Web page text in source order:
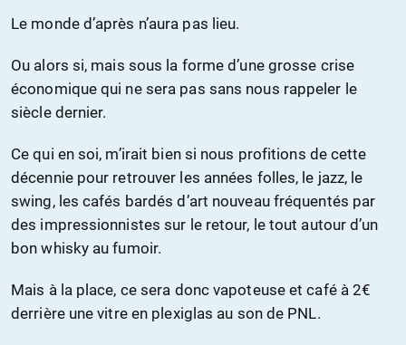
Le monde d’après n’aura pas lieu.
Ou alors si, mais sous la forme d’une grosse crise
économique qui ne sera pas sans nous rappeler le
siècle dernier.
Ce qui en soi, m’irait bien si nous profitions de cette
décennie pour retrouver les années folles, le jazz, le
swing, les cafés bardés d’art nouveau fréquentés par
des impressionnistes sur le retour, le tout autour d’un
bon whisky au fumoir.
Mais à la place, ce sera donc vapoteuse et café à 2€
derrière une vitre en plexiglas au son de PNL.